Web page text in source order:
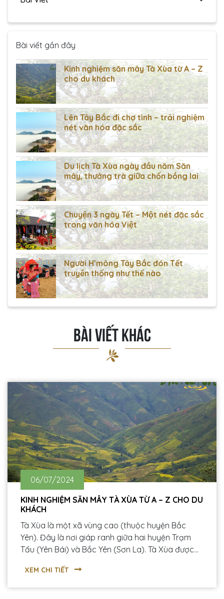
Bài viết gần đây
Kinh nghiệm săn mây Tà Xùa từ A – Z
cho du khách
Lên Tây Bắc đi chợ tình – trải nghiệm
nét văn hóa đặc sắc
Du lịch Tà Xùa ngày đầu năm Săn
mây, thưởng trà giữa chốn bồng lai
Chuyện 3 ngày Tết – Một nét đặc sắc
trong văn hóa Việt
Người H’mông Tây Bắc đón Tết
truyền thống như thế nào
BÀI VIẾT KHÁC
06/07/2024
KINH NGHIỆM SĂN MÂY TÀ XÙA TỪ A – Z CHO DU
KHÁCH
Tà Xùa là một xã vùng cao (thuộc huyện Bắc
Yên). Đây là nơi giáp ranh giữa hai huyện Trạm
Tấu (Yên Bái) và Bắc Yên (Sơn La). Tà Xùa được
bạn trẻ có thể “săn mây” với địa danh “Sống Lưng
Khủng Long” và đỉnh Tà Xùa cao hơn 2800m.
XEM CHI TIẾT